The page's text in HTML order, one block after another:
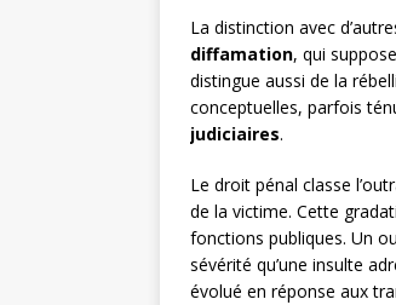
La distinction avec
diffamation, qui
distingue aussi de la
conceptuelles, parfois
judiciaires.
Le droit pénal classe
de la victime. Cette
fonctions publiques. Un
sévérité qu’une insulte
évolué en réponse aux